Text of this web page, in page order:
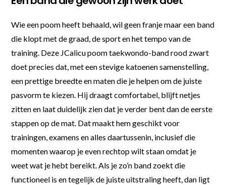
Wie een poom heeft behaald, wil geen franje maar een band
die klopt met de graad, de sport en het tempo van de
training. Deze JCalicu poom taekwondo-band rood zwart
doet precies dat, met een stevige katoenen samenstelling,
een prettige breedte en maten die je helpen om de juiste
pasvorm te kiezen. Hij draagt comfortabel, blijft netjes
zitten en laat duidelijk zien dat je verder bent dan de eerste
stappen op de mat. Dat maakt hem geschikt voor
trainingen, examens en alles daartussenin, inclusief die
momenten waarop je even rechtop wilt staan omdat je
weet wat je hebt bereikt. Als je zo’n band zoekt die
functioneel is en tegelijk de juiste uitstraling heeft, dan ligt